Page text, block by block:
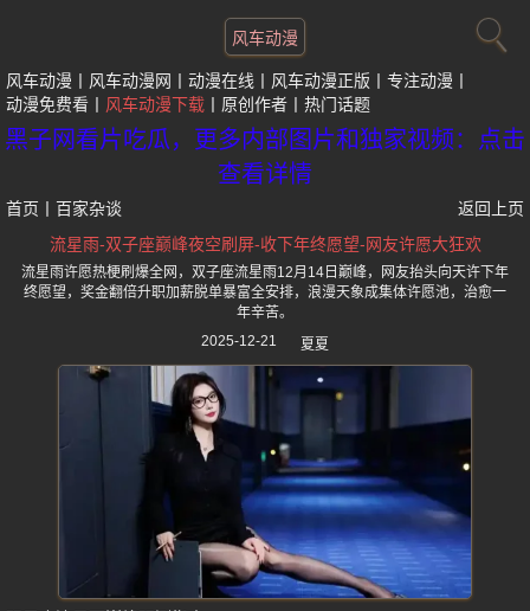
风车动漫
风车动漫 风车动漫网 动漫在线 风车动漫正版
专注动漫
动漫免费看
风车动漫下载 原创作者 热门话题
黑子网看片吃瓜，更多内部图片和独家视频：点击
查看详情
首页 百家杂谈
返回上页
流星雨-双子座巅峰夜空刷屏-收下年终愿望-网友许愿大狂欢
流星雨许愿热梗刷爆全网，双子座流星雨12月14日巅峰，网友抬头向天许下年
终愿望，奖金翻倍升职加薪脱单暴富全安排，浪漫天象成集体许愿池，治愈一
年辛苦。
2025-12-21
夏夏